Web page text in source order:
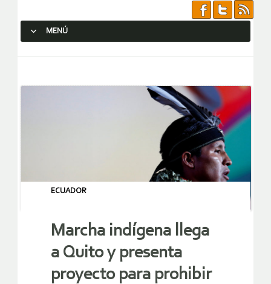
MENÚ
ECUADOR
Marcha indígena llega
a Quito y presenta
proyecto para prohibir